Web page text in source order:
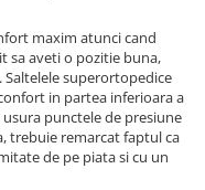
maxim atunci cand
sa aveti o pozitie buna,
Saltelele superortopedice
in partea inferioara a
punctele de presiune
trebuie remarcat faptul ca
de pe piata si cu un